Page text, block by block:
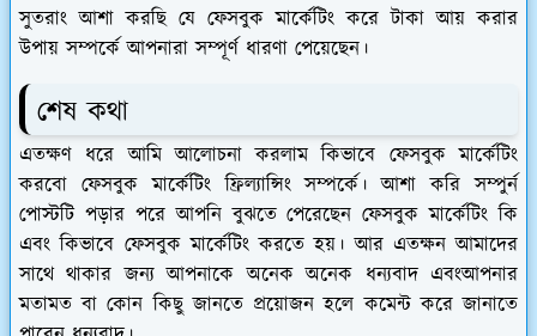
সুতরাং আশা করছি যে ফেসবুক মার্কেটিং করে টাকা আয় করার
উপায় সম্পর্কে আপনারা সম্পূর্ণ ধারণা পেয়েছেন।
শেষ কথা
এতক্ষণ ধরে আমি আলোচনা করলাম কিভাবে ফেসবুক মার্কেটিং
করবো ফেসবুক মার্কেটিং ফ্রিল্যান্সিং সম্পর্কে। আশা করি সম্পুর্ন
পোস্টটি পড়ার পরে আপনি বুঝতে পেরেছেন ফেসবুক মার্কেটিং কি
এবং কিভাবে ফেসবুক মার্কেটিং করতে হয়। আর এতক্ষন আমাদের
সাথে থাকার জন্য আপনাকে অনেক অনেক ধন্যবাদ এবংআপনার
মতামত বা কোন কিছু জানতে প্রয়োজন হলে কমেন্ট করে জানাতে